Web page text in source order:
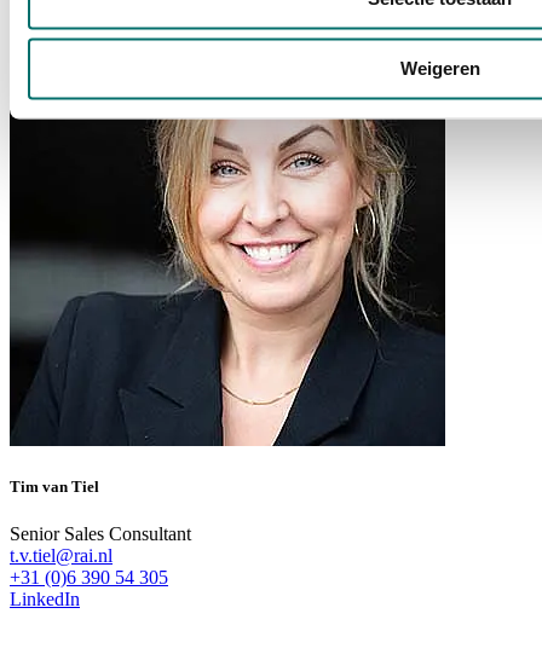
Weigeren
Tim van Tiel
Senior Sales Consultant
t.v.tiel@rai.nl
+31 (0)6 390 54 305
LinkedIn